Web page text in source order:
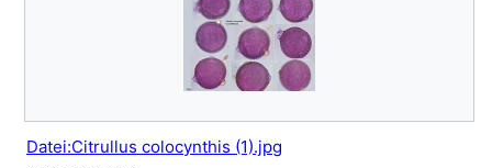
Datei:Citrullus colocynthis (1).jpg